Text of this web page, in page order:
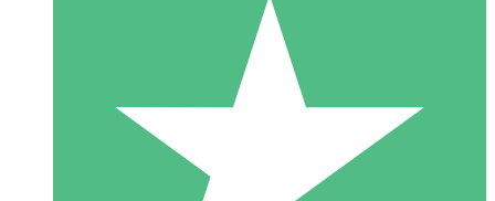
Individuelle Credit-Pakete
Zahlen Sie nach Bedarf mit Download-Credits. Keine
monatliche Verpflichtung erforderlich.